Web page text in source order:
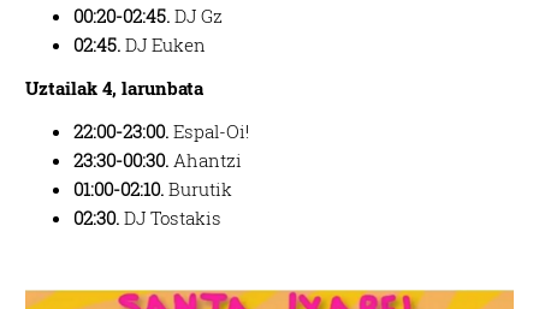
00:20-02:45. DJ Gz
02:45. DJ Euken
Uztailak 4, larunbata
22:00-23:00. Espal-Oi!
23:30-00:30. Ahantzi
01:00-02:10. Burutik
02:30. DJ Tostakis